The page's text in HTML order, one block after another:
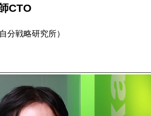
CTO
分戦略研究所）